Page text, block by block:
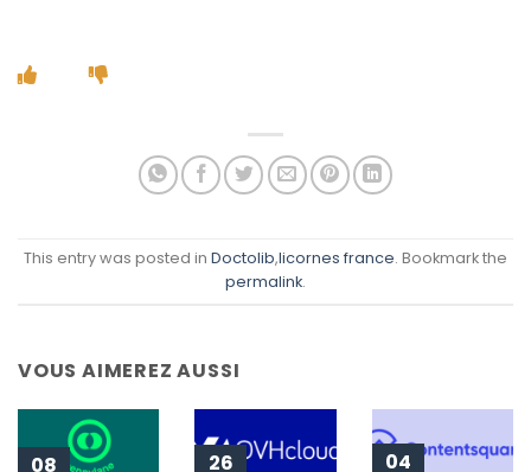
This entry was posted in Doctolib,licornes france. Bookmark the
permalink.
VOUS AIMEREZ AUSSI
08 26 04